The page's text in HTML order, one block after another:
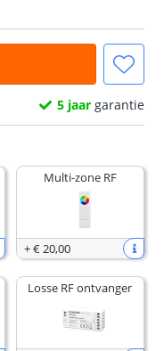
5 jaargarantie
Multi-zone RF
+€ 20,00
Losse RF ontvanger